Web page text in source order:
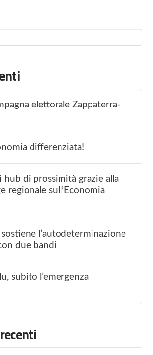
elettorale Zappaterra-
differenziata!
hub di prossimità grazie alla
regionale sull’Economia
sostiene l’autodeterminazione
due bandi
subito l’emergenza